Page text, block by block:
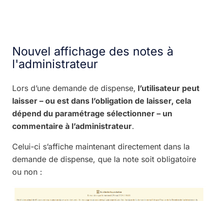
Nouvel affichage des notes à
l'administrateur
Lors d’une demande de dispense, l’utilisateur peut
laisser – ou est dans l’obligation de laisser, cela
dépend du paramétrage sélectionner – un
commentaire à l’administrateur.
Celui-ci s’affiche maintenant directement dans la
demande de dispense, que la note soit obligatoire
ou non :